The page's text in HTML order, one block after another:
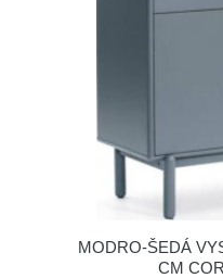
MODRO-ŠEDÁ
CM